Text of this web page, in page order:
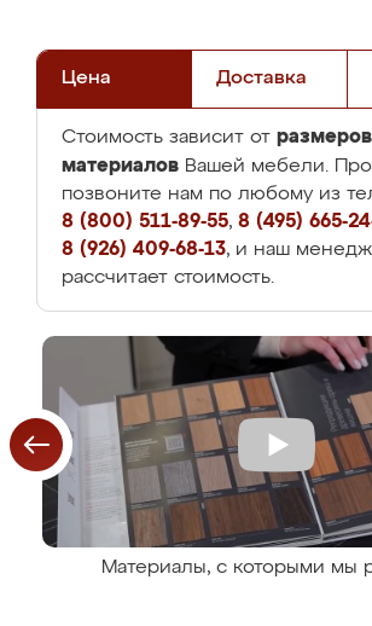
Цена Доставка
Стоимость зависит от
материалов Вашей мебели.
позвоните нам по любому из
8 (800) 511-89-55, 8 (495) 665-
8 (926) 409-68-13, и наш
рассчитает стоимость.
Материалы, с которыми мы